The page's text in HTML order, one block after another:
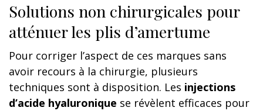
Solutions non chirurgicales pour
atténuer les plis d’amertume
Pour corriger l’aspect de ces marques sans
avoir recours à la chirurgie, plusieurs
techniques sont à disposition. Les injections
d’acide hyaluronique se révèlent efficaces pour